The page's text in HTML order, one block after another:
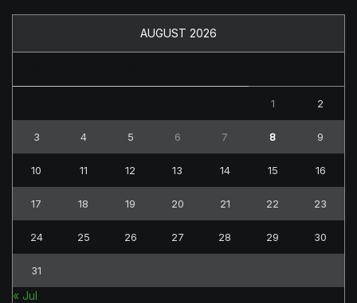
AUGUST 2026
1 2
3 4 5 6 7 8 9
10 11 12 13 14 15 16
17 18 19 20 21 22 23
24 25 26 27 28 29 30
31
« Jul